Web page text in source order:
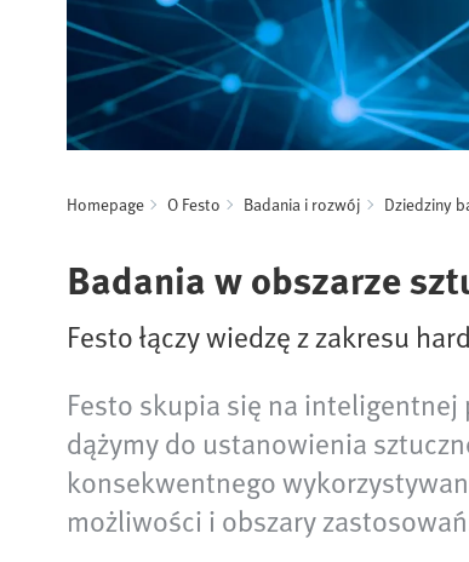
Homepage O Festo Badania i rozwój Dziedziny
Badania w obszarze
Festo łączy wiedzę z zakresu
Festo skupia się na
dążymy do ustanowienia
konsekwentnego
możliwości i obszary